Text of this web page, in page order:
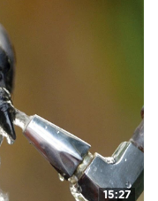
15:27